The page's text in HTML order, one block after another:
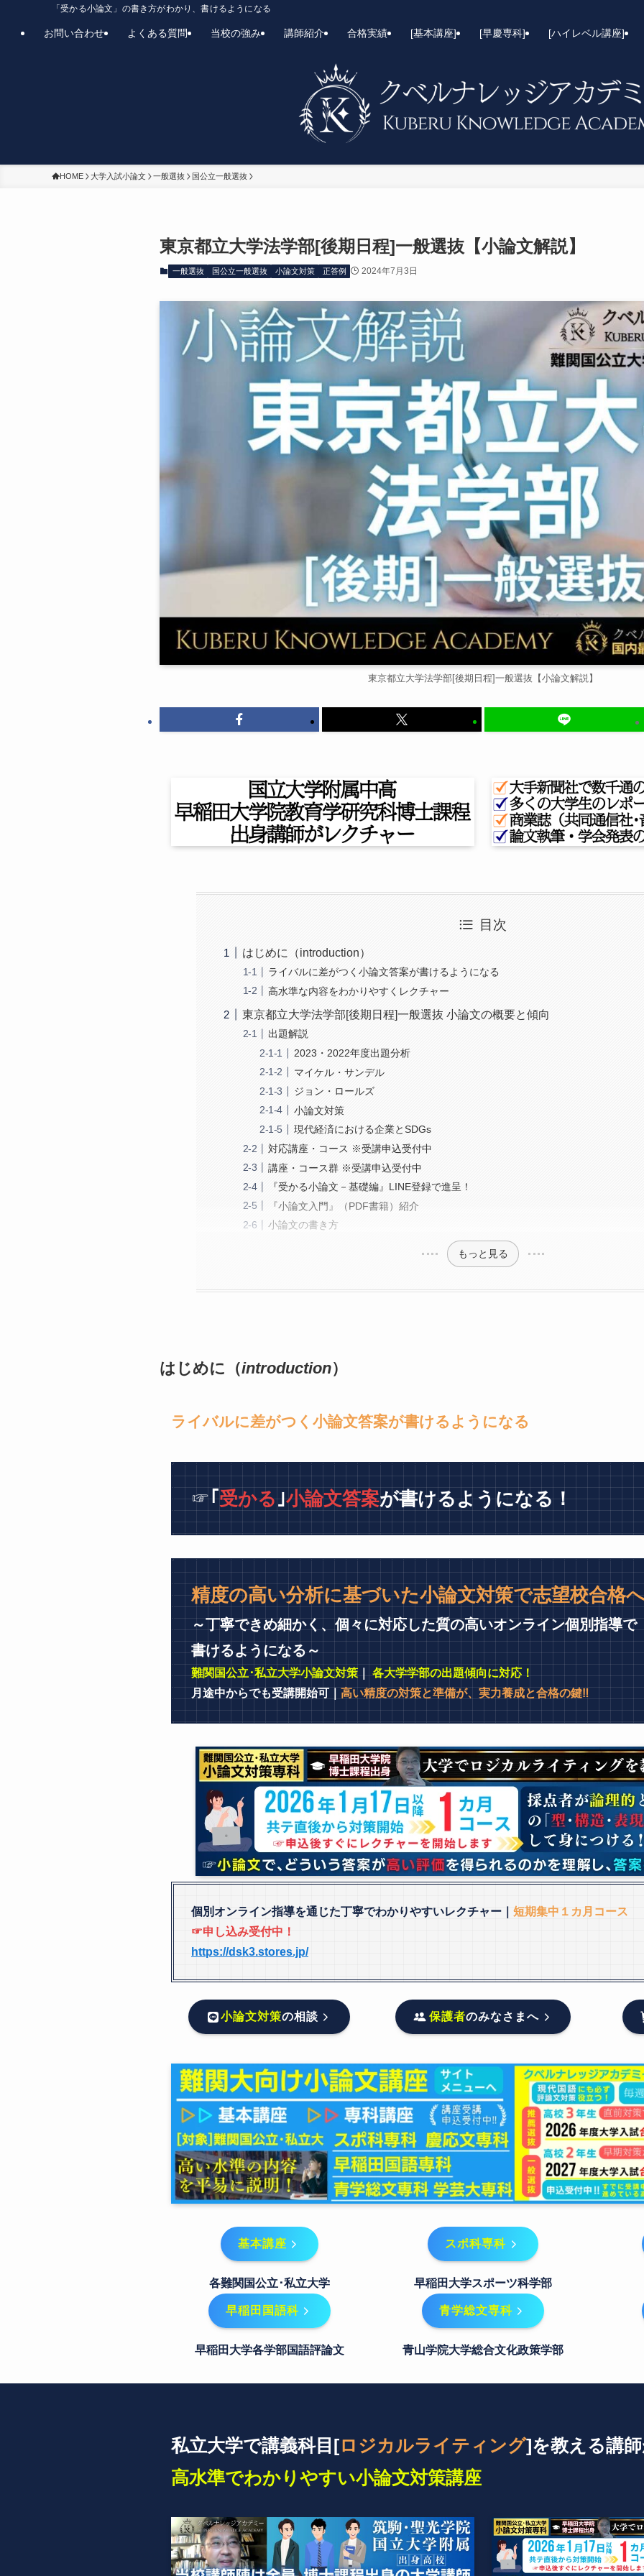
「受かる小論文」の書き方がわかり、書けるようになる
お問い合わせ よくある質問 当校の強み 講師紹介 合格実績 [基本講座] [早慶専科] [ハイレベル講座]
HOME 大学入試小論文 一般選抜 国公立一般選抜
東京都立大学法学部[後期日程]一般選抜【小論文解説】
一般選抜 国公立一般選抜 小論文対策 正答例 2024年7月3日
東京都立大学法学部[後期日程]一般選抜【小論文解説】
目次
はじめに（introduction）
ライバルに差がつく小論文答案が書けるようになる
高水準な内容をわかりやすくレクチャー
東京都立大学法学部[後期日程]一般選抜 小論文の概要と傾向
出題解説
2023・2022年度出題分析
マイケル・サンデル
ジョン・ロールズ
小論文対策
現代経済における企業とSDGs
対応講座・コース ※受講申込受付中
講座・コース群 ※受講申込受付中
『受かる小論文－基礎編』LINE登録で進呈！
『小論文入門』（PDF書籍）紹介
小論文の書き方
もっと見る
はじめに（introduction）
ライバルに差がつく小論文答案が書けるようになる
☞｢受かる｣小論文答案が書けるようになる！
精度の高い分析に基づいた小論文対策で志望校合格
～丁寧できめ細かく、個々に対応した質の高いオンライン個別指導で
書けるようになる～
難関国公立･私立大学小論文対策｜各大学学部の出題傾向に対応！
月途中からでも受講開始可｜ 高い精度の対策と準備が、実力養成と合格の鍵‼
個別オンライン指導を通じた丁寧でわかりやすいレクチャー｜ 短期集中１カ月コース
☞申し込み受付中！
https://dsk3.stores.jp/
小論文対策の相談 保護者のみなさまへ
基本講座
各難関国公立･私立大学
スポ科専科
早稲田大学スポーツ科学部
早稲田国語科
早稲田大学各学部国語評論文
青学総文専科
青山学院大学総合文化政策学部
私立大学で講義科目[ロジカルライティング]を教える講
高水準でわかりやすい小論文対策講座